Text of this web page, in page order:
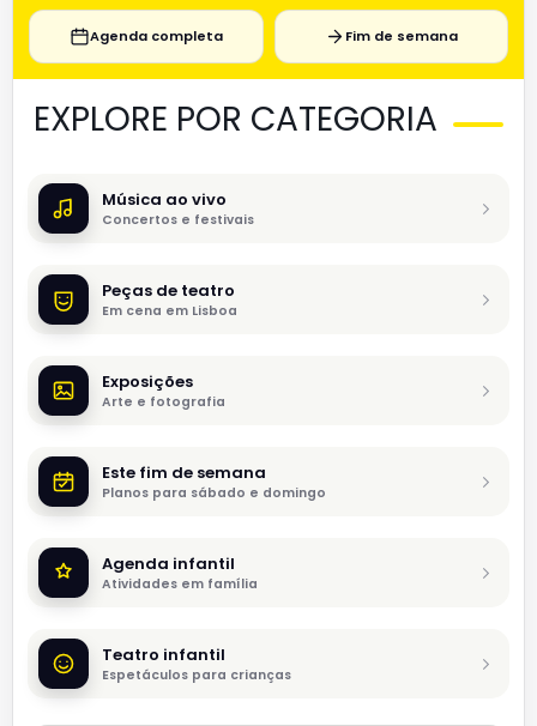
Agenda completa Fim de semana
EXPLORE POR CATEGORIA
Música ao vivo
Concertos e festivais
Peças de teatro
Em cena em Lisboa
Exposições
Arte e fotografia
Este fim de semana
Planos para sábado e domingo
Agenda infantil
Atividades em família
Teatro infantil
Espetáculos para crianças